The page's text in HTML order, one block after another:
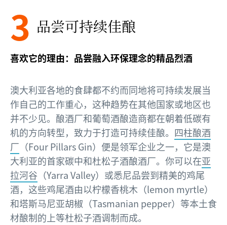
3 品尝可持续佳酿
喜欢它的理由：品尝融入环保理念的精品烈酒
澳大利亚各地的食肆都不约而同地将可持续发展当
作自己的工作重心，这种趋势在其他国家或地区也
并不少见。酿酒厂和葡萄酒酿造商都在朝着低碳有
机的方向转型，致力于打造可持续佳酿。 四柱酿酒
厂 （Four Pillars Gin）便是领军企业之一，它是澳
大利亚的首家碳中和杜松子酒酿酒厂。你可以在亚
拉河谷 （Yarra Valley）或悉尼品尝到精美的鸡尾
酒，这些鸡尾酒由以柠檬香桃木（lemon myrtle）
和塔斯马尼亚胡椒（Tasmanian pepper）等本土食
材酿制的上等杜松子酒调制而成。